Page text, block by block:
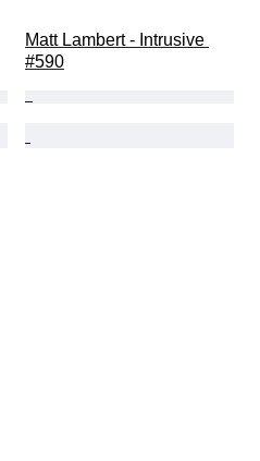
Matt Lambert - Intrusive
#590